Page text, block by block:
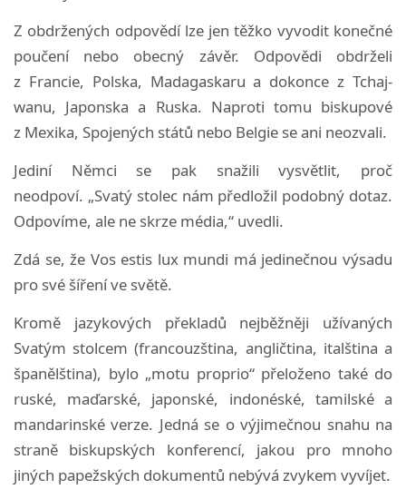
Z obdržených odpovědí lze jen těžko vyvodit konečné
poučení nebo obecný závěr. Odpovědi obdrželi
z Francie, Polska, Madagaskaru a dokonce z Tchaj-
wanu, Japonska a Ruska. Naproti tomu biskupové
z Mexika, Spojených států nebo Belgie se ani neozvali.
Jediní Němci se pak snažili vysvětlit, proč
neodpoví. „Svatý stolec nám předložil podobný dotaz.
Odpovíme, ale ne skrze média,“ uvedli.
Zdá se, že Vos estis lux mundi má jedinečnou výsadu
pro své šíření ve světě.
Kromě jazykových překladů nejběžněji užívaných
Svatým stolcem (francouzština, angličtina, italština a
španělština), bylo „motu proprio“ přeloženo také do
ruské, maďarské, japonské, indonéské, tamilské a
mandarinské verze. Jedná se o výjimečnou snahu na
straně biskupských konferencí, jakou pro mnoho
jiných papežských dokumentů nebývá zvykem vyvíjet.